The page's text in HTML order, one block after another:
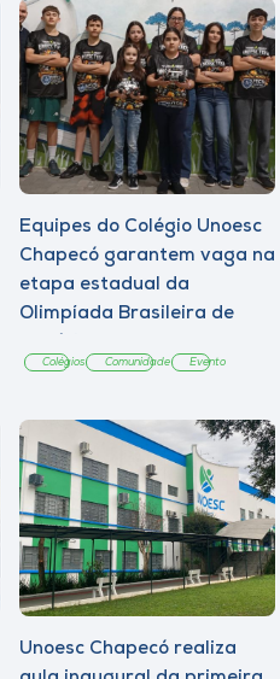
Equipes do Colégio Unoesc
Chapecó garantem vaga na
etapa estadual da
Olimpíada Brasileira de
Colégios Comunidade Evento
Unoesc Chapecó realiza